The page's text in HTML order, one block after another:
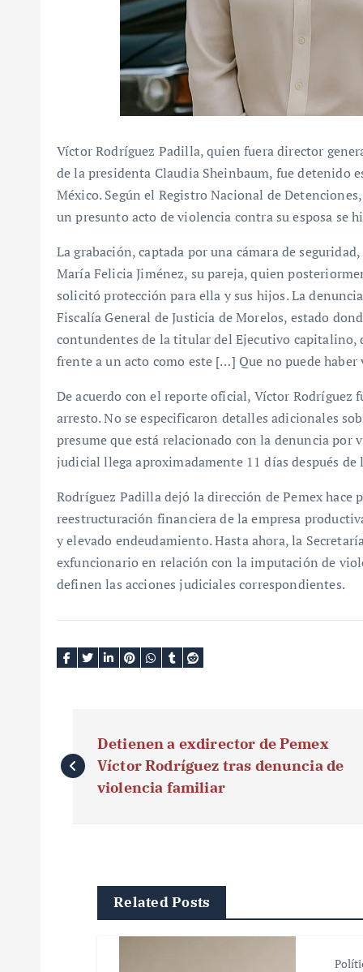
Víctor Rodríguez Padilla, quien fuera director
de la presidenta Claudia Sheinbaum, fue detenido
México. Según el Registro Nacional de
un presunto acto de violencia contra su esposa se
La grabación, captada por una cámara de
María Felicia Jiménez, su pareja, quien
solicitó protección para ella y sus hijos. La
Fiscalía General de Justicia de Morelos, estado
contundentes de la titular del Ejecutivo capitalino,
frente a un acto como este […] Que no puede
De acuerdo con el reporte oficial, Víctor
arresto. No se especificaron detalles adicionales
presume que está relacionado con la denuncia por
judicial llega aproximadamente 11 días después
Rodríguez Padilla dejó la dirección de Pemex hace
reestructuración financiera de la empresa
y elevado endeudamiento. Hasta ahora, la
exfuncionario en relación con la imputación de
definen las acciones judiciales correspondientes.
a
Detienen a exdirector de Pemex
Víctor Rodríguez tras denuncia de
violencia familiar
Related Posts